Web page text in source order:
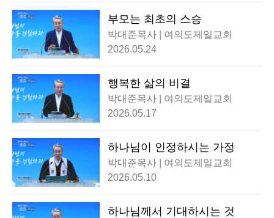
부모는 최초의 스승
박대준목사 | 여의도제일교회
2026.05.24
행복한 삶의 비결
박대준목사 | 여의도제일교회
2026.05.17
하나님이 인정하시는 가정
박대준목사 | 여의도제일교회
2026.05.10
하나님께서 기대하시는 것